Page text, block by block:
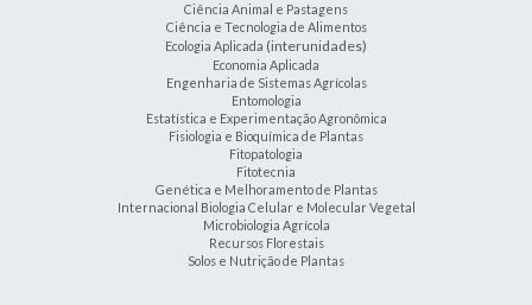
Ciência Animal e Pastagens
Ciência e Tecnologia de Alimentos
Ecologia Aplicada (interunidades)
Economia Aplicada
Engenharia de Sistemas Agrícolas
Entomologia
Estatística e Experimentação Agronômica
Fisiologia e Bioquímica de Plantas
Fitopatologia
Fitotecnia
Genética e Melhoramento de Plantas
Internacional Biologia Celular e Molecular Vegetal
Microbiologia Agrícola
Recursos Florestais
Solos e Nutrição de Plantas